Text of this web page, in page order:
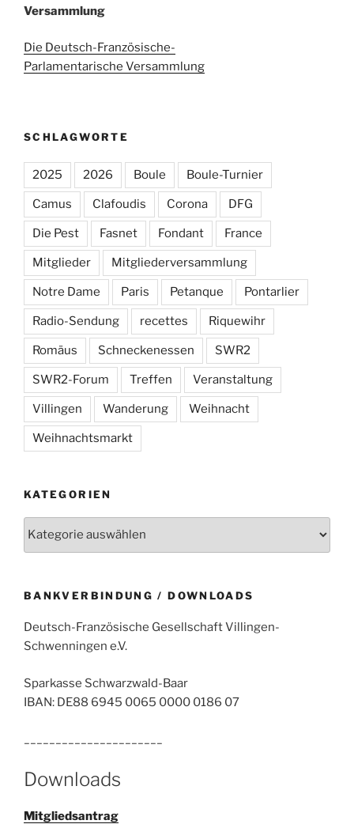
Versammlung
Die Deutsch-Französische-
Parlamentarische Versammlung
SCHLAGWORTE
2025 2026 Boule Boule-Turnier
Camus Clafoudis Corona DFG
Die Pest Fasnet Fondant France
Mitglieder Mitgliederversammlung
Notre Dame Paris Petanque Pontarlier
Radio-Sendung recettes Riquewihr
Romäus Schneckenessen SWR2
SWR2-Forum Treffen Veranstaltung
Villingen Wanderung Weihnacht
Weihnachtsmarkt
KATEGORIEN
BANKVERBINDUNG / DOWNLOADS
Deutsch-Französische Gesellschaft Villingen-
Schwenningen e.V.
Sparkasse Schwarzwald-Baar
IBAN: DE88 6945 0065 0000 0186 07
Downloads
Mitgliedsantrag